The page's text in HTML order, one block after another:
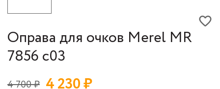
Оправа для очков Merel МR
7856 с03
4 700₽ 4 230₽